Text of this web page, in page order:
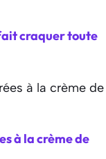
craquer toute
à la crème de